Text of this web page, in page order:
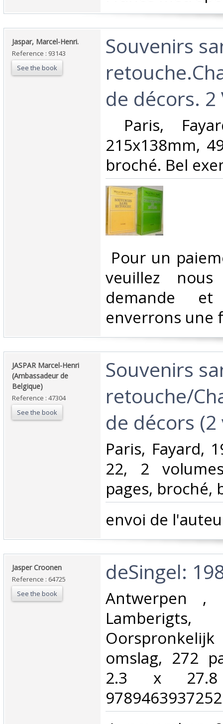
‎Jaspar, Marcel-Henri.‎
Reference : 93143
See the book
‎Souvenirs
de décors. 2
Paris,
215x138mm,
broché. Bel
Pour un
veuillez
demande
enverrons une
‎JASPAR Marcel-Henri
(Ambassadeur de
Belgique)‎
Reference : 47304
See the book
‎Souvenirs
retouche/
de décors
‎Paris, Fayard,
22, 2
pages, broché,
‎envoi de
‎Jasper Croonen‎
Reference : 64725
See the book
‎deSingel:
‎Antwerpen ,
omslag, 272
2.3 x